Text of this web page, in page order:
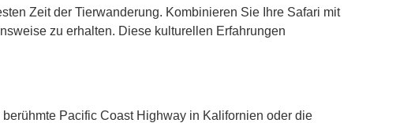
Zeit der Tierwanderung. Kombinieren Sie Ihre Safari mit
zu erhalten. Diese kulturellen Erfahrungen
Pacific Coast Highway in Kalifornien oder die